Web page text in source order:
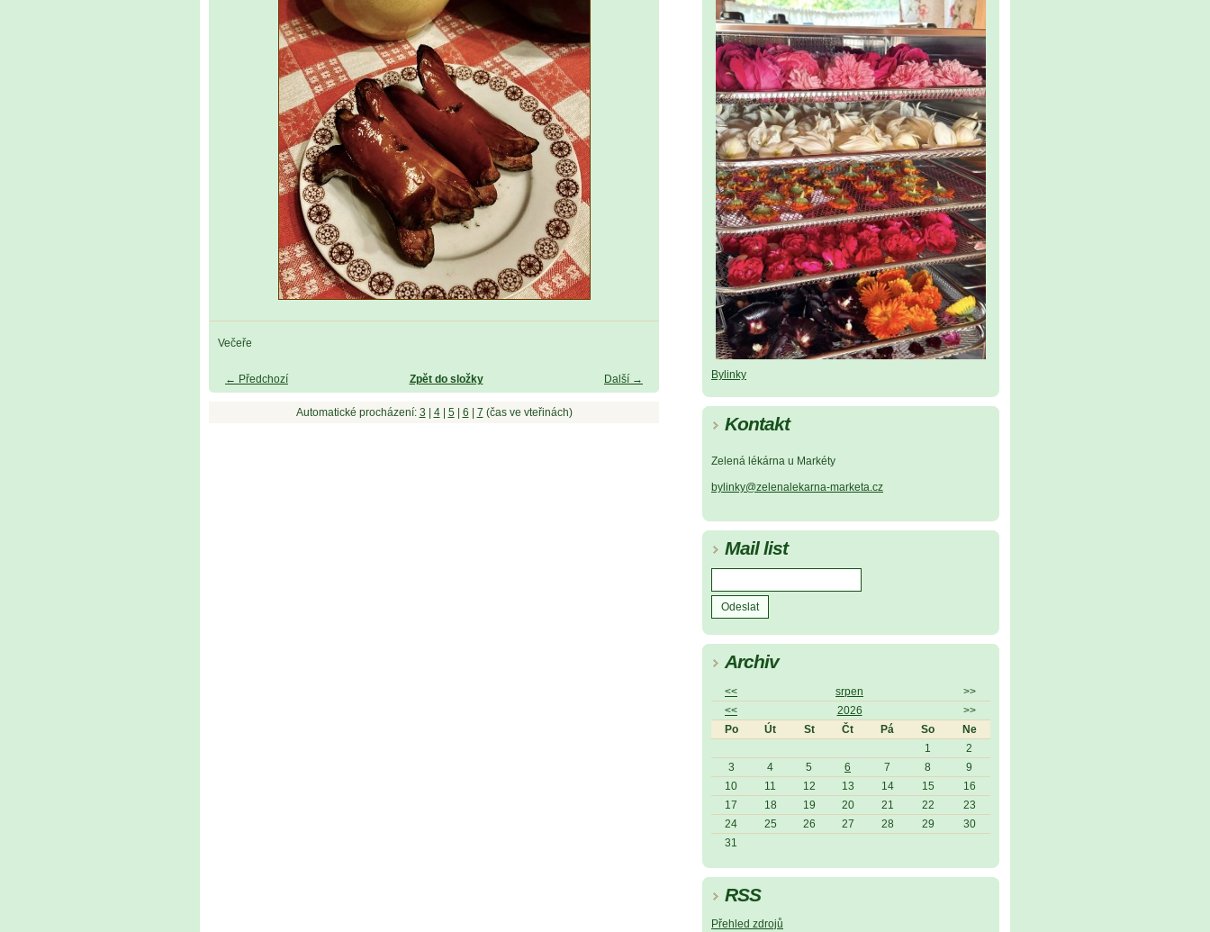
Večeře
← Předchozí Další →
Zpět do složky
Automatické procházení: 3 4| 5| 6 7 (čas ve vteřinách)
Bylinky
Kontakt
Zelená lékárna u Markéty
bylinky@zelenalekarna-marketa.cz
Mail list
Archiv
<< srpen
>>
<<
2026
>>
Po
Út St Čt Pá So
Ne
1
2
3
4 5 6 7 8
9
10
11 12 13 14 15
16
17
18 19 20 21 22
23
24
25 26 27 28 29
30
31
RSS
Přehled zdrojů